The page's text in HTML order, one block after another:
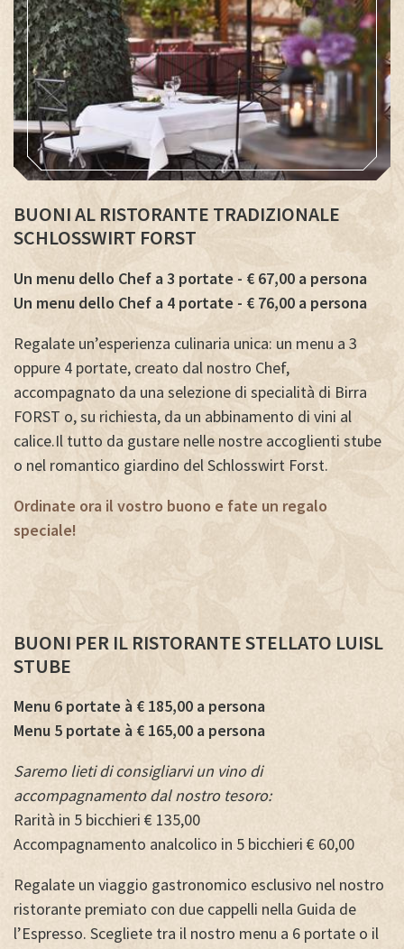
BUONI AL RISTORANTE TRADIZIONALE
SCHLOSSWIRT FORST
Un menu dello Chef a 3 portate - € 67,00 a persona
Un menu dello Chef a 4 portate - € 76,00 a persona
Regalate un’esperienza culinaria unica: un menu a 3
oppure 4 portate, creato dal nostro Chef,
accompagnato da una selezione di specialità di Birra
FORST o, su richiesta, da un abbinamento di vini al
calice.Il tutto da gustare nelle nostre accoglienti stube
o nel romantico giardino del Schlosswirt Forst.
Ordinate ora il vostro buono e fate un regalo
speciale!
BUONI PER IL RISTORANTE STELLATO LUISL
STUBE
Menu 6 portate à € 185,00 a persona
Menu 5 portate à € 165,00 a persona
Saremo lieti di consigliarvi un vino di
accompagnamento dal nostro tesoro:
Rarità in 5 bicchieri € 135,00
Accompagnamento analcolico in 5 bicchieri € 60,00
Regalate un viaggio gastronomico esclusivo nel nostro
ristorante premiato con due cappelli nella Guida de
l’Espresso. Scegliete tra il nostro menu a 6 portate o il